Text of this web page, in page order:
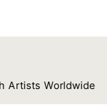
Worldwide